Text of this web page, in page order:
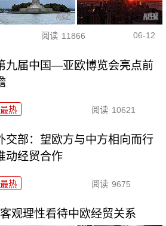
阅读 11866 06-12
九届中国—亚欧博览会亮点前
最热 阅读 10621
交部：望欧方与中方相向而行
动经贸合作
最热 阅读 9675
观理性看待中欧经贸关系